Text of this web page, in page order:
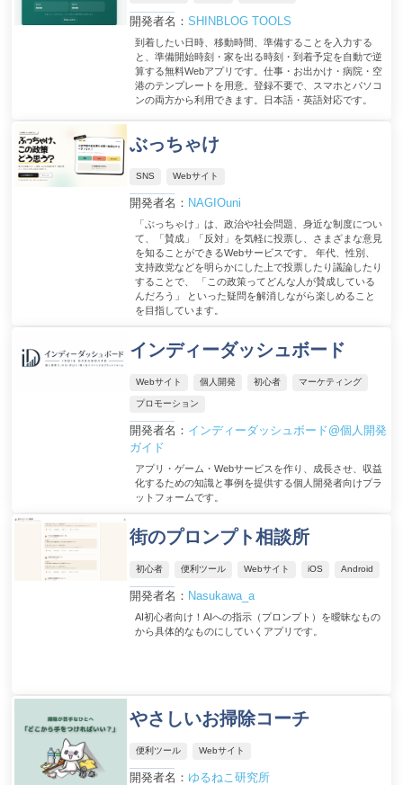
開発者名： SHINBLOG TOOLS
到着したい日時、移動時間、準備することを入力する
と、準備開始時刻・家を出る時刻・到着予定を自動で逆
算する無料Webアプリです。仕事・お出かけ・病院・空
港のテンプレートを用意。登録不要で、スマホとパソコ
ンの両方から利用できます。日本語・英語対応です。
ぶっちゃけ
SNS Webサイト
開発者名： NAGIOuni
「ぶっちゃけ」は、政治や社会問題、身近な制度につい
て、「賛成」「反対」を気軽に投票し、さまざまな意見
を知ることができるWebサービスです。 年代、性別、
支持政党などを明らかにした上で投票したり議論したり
することで、 「この政策ってどんな人が賛成している
んだろう」 といった疑問を解消しながら楽しめること
を目指しています。
インディーダッシュボード
Webサイト 個人開発 初心者 マーケティング
プロモーション
開発者名： インディーダッシュボード@個人開発
ガイド
アプリ・ゲーム・Webサービスを作り、成長させ、収益
化するための知識と事例を提供する個人開発者向けプラ
ットフォームです。
街のプロンプト相談所
初心者 便利ツール Webサイト iOS Android
開発者名： Nasukawa_a
AI初心者向け！AIへの指示（プロンプト）を曖昧なもの
から具体的なものにしていくアプリです。
やさしいお掃除コーチ
便利ツール Webサイト
開発者名： ゆるねこ研究所